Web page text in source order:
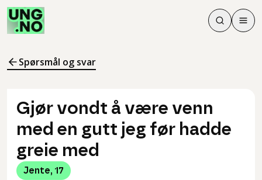
Søk
Søk
Meny
Spørsmål og svar
Gjør vondt å være venn
med en gutt jeg før hadde
greie med
Jente, 17